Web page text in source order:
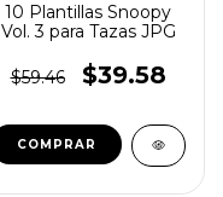
10 Plantillas Snoopy
Vol. 3 para Tazas JPG
$59.46 $39.58